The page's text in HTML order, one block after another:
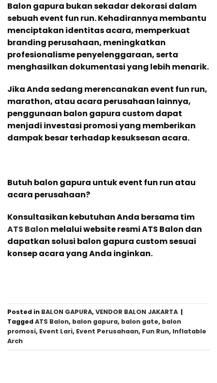
Balon gapura bukan sekadar dekorasi dalam
sebuah event fun run. Kehadirannya membantu
menciptakan identitas acara, memperkuat
branding perusahaan, meningkatkan
profesionalisme penyelenggaraan, serta
menghasilkan dokumentasi yang lebih menarik.
Jika Anda sedang merencanakan event fun run,
marathon, atau acara perusahaan lainnya,
penggunaan balon gapura custom dapat
menjadi investasi promosi yang memberikan
dampak besar terhadap kesuksesan acara.
Butuh balon gapura untuk event fun run atau
acara perusahaan?
Konsultasikan kebutuhan Anda bersama tim
ATS Balon melalui website resmi ATS Balon dan
dapatkan solusi balon gapura custom sesuai
konsep acara yang Anda inginkan.
Posted in BALON GAPURA, VENDOR BALON JAKARTA |
TaggedATS Balon, balon gapura, balon gate, balon
promosi, Event Lari, Event Perusahaan, Fun Run, Inflatable
Arch